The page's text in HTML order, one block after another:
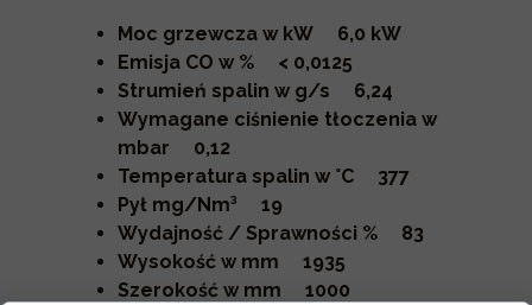
Moc grzewcza w kW 6,0 kW
Emisja CO w % < 0,0125
Strumień spalin w g/s 6,24
Wymagane ciśnienie tłoczenia w
mbar 0,12
Temperatura spalin w °C 377
Pył mg/Nm³ 19
Wydajność / Sprawności % 83
Wysokość w mm 1935
Szerokość w mm 1000